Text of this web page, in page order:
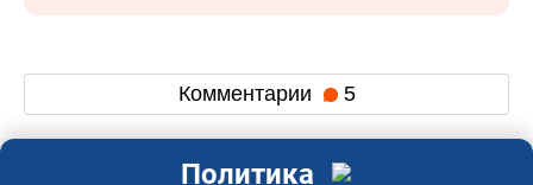
Комментарии 5
Политика